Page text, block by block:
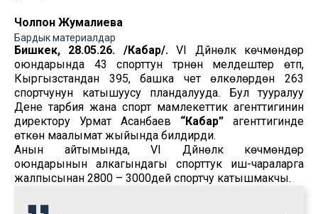
Чолпон Жумалиева
Бардык материалдар
Бишкек, 28.05.26. /Кабар/.VI Дүйнөлүк көчмөндөр
оюндарында 43 спорттун түрүнөн мелдештер өтүп,
Кыргызстандан 395, башка чет өлкөлөрдөн 263
спортчунун катышуусу пландалууда. Бул тууралуу
Дене тарбия жана спорт мамлекеттик агенттигинин
директору Урмат Асанбаев “Кабар” агенттигинде
өткөн маалымат жыйында билдирди.
Анын айтымында, VI Дүйнөлүк көчмөндөр
оюндарынын алкагындагы спорттук иш-чараларга
жалпысынан 2800 – 3000дей спортчу катышмакчы.